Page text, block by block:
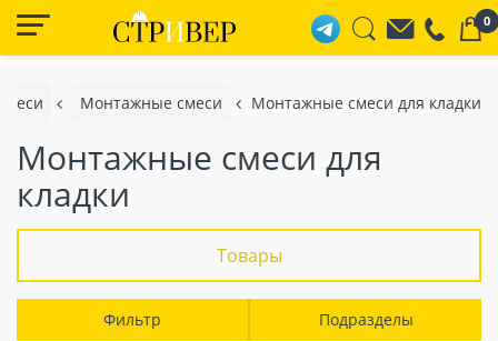
0
Монтажные смеси Монтажные смеси для кладки
Монтажные смеси для
кладки
Товары
Фильтр Подразделы